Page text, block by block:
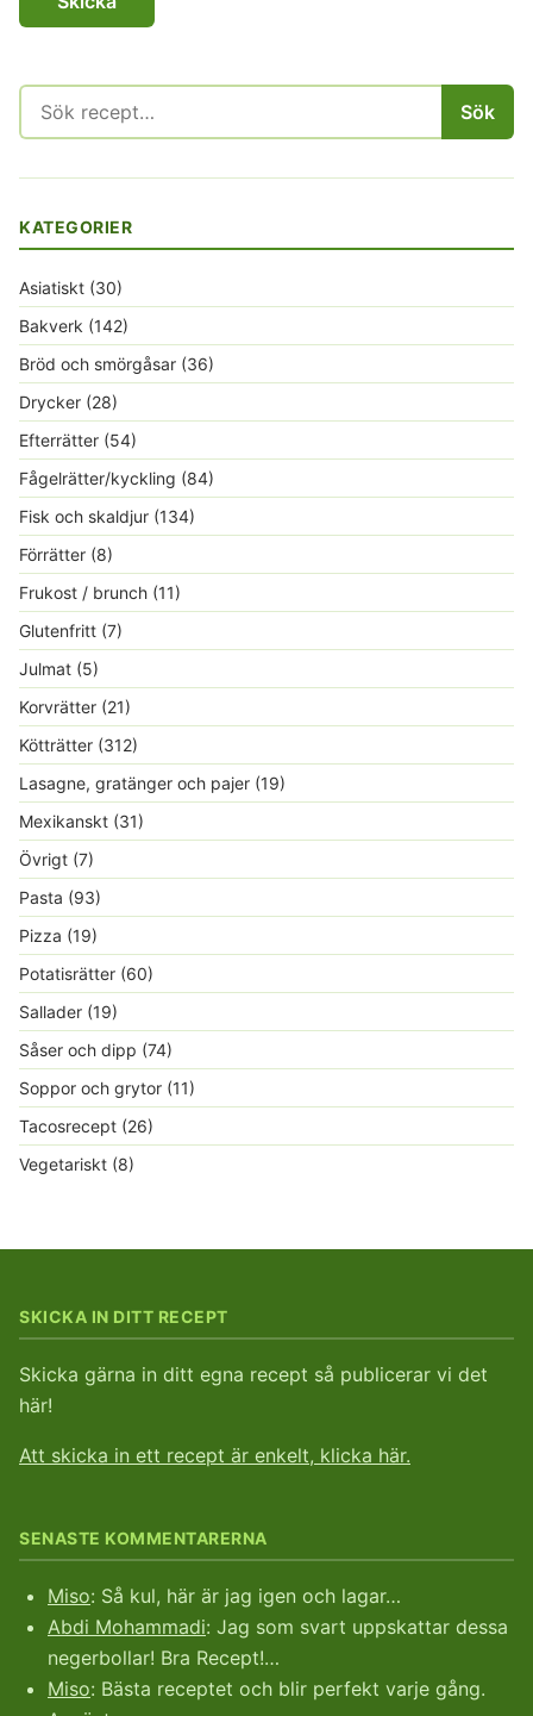
Sök
efter:
Sök
KATEGORIER
Asiatiskt (30)
Bakverk (142)
Bröd och smörgåsar (36)
Drycker (28)
Efterrätter (54)
Fågelrätter/kyckling (84)
Fisk och skaldjur (134)
Förrätter (8)
Frukost / brunch (11)
Glutenfritt (7)
Julmat (5)
Korvrätter (21)
Kötträtter (312)
Lasagne, gratänger och pajer (19)
Mexikanskt (31)
Övrigt (7)
Pasta (93)
Pizza (19)
Potatisrätter (60)
Sallader (19)
Såser och dipp (74)
Soppor och grytor (11)
Tacosrecept (26)
Vegetariskt (8)
SKICKA IN DITT RECEPT
Skicka gärna in ditt egna recept så publicerar vi det
här!
Att skicka in ett recept är enkelt, klicka här.
SENASTE KOMMENTARERNA
Miso: Så kul, här är jag igen och lagar…
Abdi Mohammadi: Jag som svart uppskattar dessa
negerbollar! Bra Recept!…
Miso: Bästa receptet och blir perfekt varje gång.